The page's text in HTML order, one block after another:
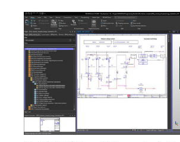
Ukraine
United Arab Emirates
United Kingdom
United States